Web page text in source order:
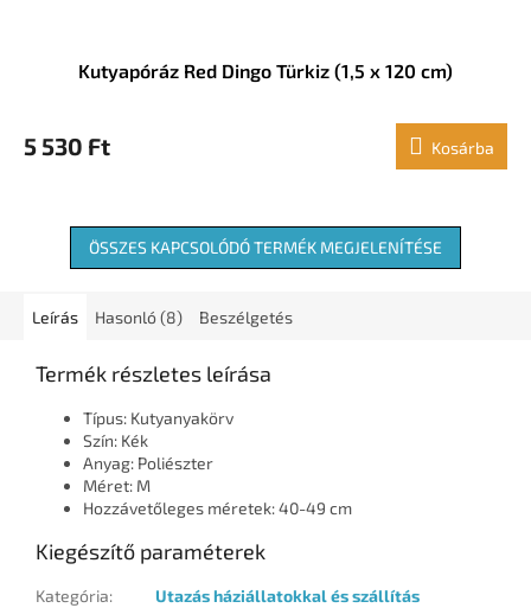
Kutyapóráz Red Dingo Türkiz (1,5 x 120 cm)
5 530 Ft Kosárba
ÖSSZES KAPCSOLÓDÓ TERMÉK MEGJELENÍTÉSE
Leírás Hasonló (8) Beszélgetés
Termék részletes leírása
Típus: Kutyanyakörv
Szín: Kék
Anyag: Poliészter
Méret: M
Hozzávetőleges méretek: 40-49 cm
Kiegészítő paraméterek
Kategória:
Utazás háziállatokkal és szállítás